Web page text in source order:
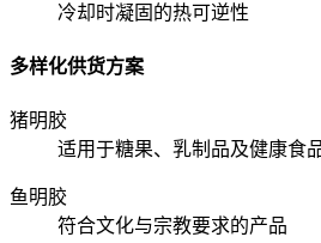
冷却时凝固的热可逆性
多样化供货方案
猪明胶
适用于糖果、乳制品及健康食
鱼明胶
符合文化与宗教要求的产品